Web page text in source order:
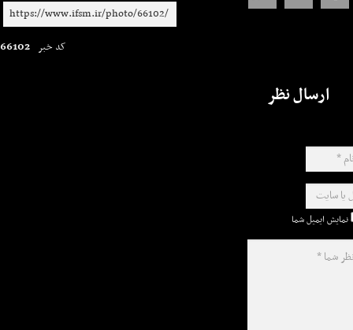
کد خبر 66102
ارسال نظر
نمایش ایمیل شما